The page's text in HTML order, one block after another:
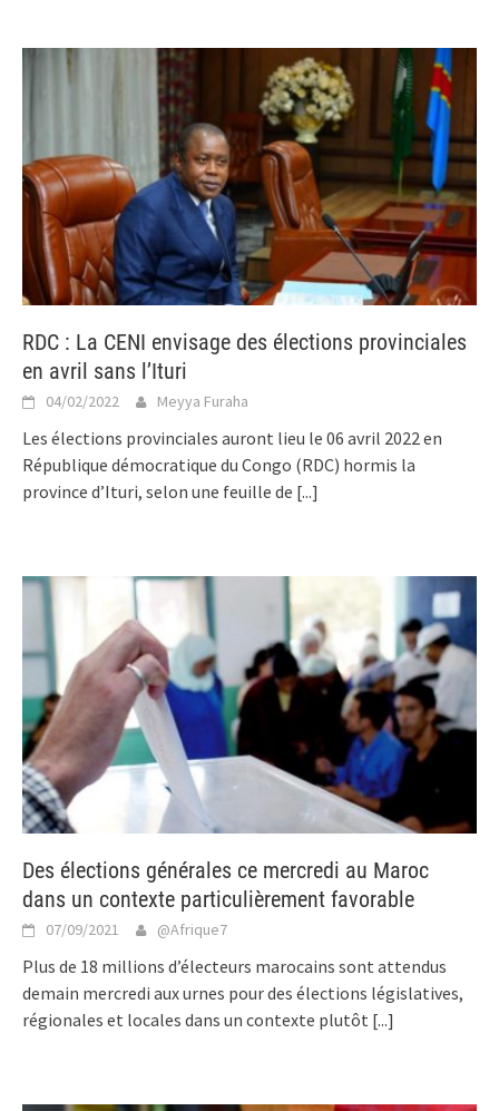
RDC : La CENI envisage des élections provinciales
en avril sans l’Ituri
04/02/2022 Meyya Furaha
Les élections provinciales auront lieu le 06 avril 2022 en
République démocratique du Congo (RDC) hormis la
province d’Ituri, selon une feuille de [...]
Des élections générales ce mercredi au Maroc
dans un contexte particulièrement favorable
07/09/2021 @Afrique7
Plus de 18 millions d’électeurs marocains sont attendus
demain mercredi aux urnes pour des élections législatives,
régionales et locales dans un contexte plutôt [...]